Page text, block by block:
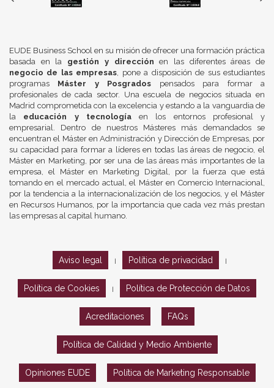
EUDE Business School en su misión de ofrecer una formación práctica
basada en la gestión y dirección en las diferentes áreas de
negocio de las empresas, pone a disposición de sus estudiantes
programas Máster y Posgrados pensados para formar a
profesionales de cada sector. Una escuela de negocios situada en
Madrid comprometida con la excelencia y estando a la vanguardia de
la educación y tecnologíaen los entornos profesional y
empresarial. Dentro de nuestros Másteres más demandados se
encuentran el Máster en Administración y Dirección de Empresas, por
su capacidad para formar a líderes en todas las áreas de negocio, el
Máster en Marketing, por ser una de las áreas más importantes de la
empresa, el Máster en Marketing Digital, por la fuerza que está
tomando en el mercado actual, el Máster en Comercio Internacional,
por la tendencia a la internacionalización de los negocios, y el Máster
en Recursos Humanos, por la importancia que cada vez más prestan
las empresas al capital humano.
Aviso legal Política de privacidad
Política de Cookies Política de Protección de Datos
Acreditaciones FAQs
Política de Calidad y Medio Ambiente
Opiniones EUDE Política de Marketing Responsable